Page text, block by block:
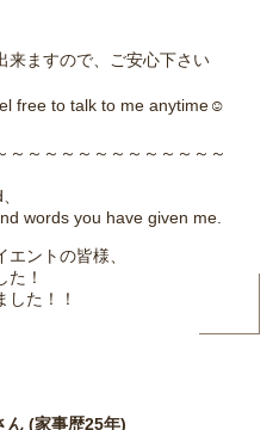
来ますので、ご安心下さい
free to talk to me anytime☺
～～～～～～～～～～～～～
words you have given me.
エントの皆様、
！
た！！
ん (家事歴25年)